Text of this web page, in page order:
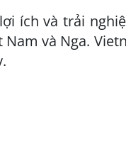
ích và trải
và Nga.